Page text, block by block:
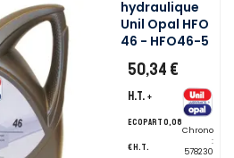
hydraulique
Unil Opal HFO
46 - HFO46-5
50,34 €
H.T. +
ecopart 0,08
€ H.T.
Chrono
:
578230